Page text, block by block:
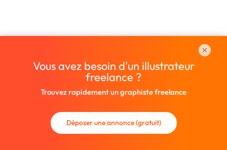
Vous avez besoin d'un illustrateur
freelance ?
Trouvez rapidement un graphiste freelance
Déposer une annonce (gratuit)